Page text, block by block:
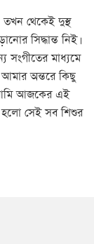
তখন থেকেই দুস্থ
সিদ্ধান্ত নিই।
সংগীতের মাধ্যমে
অন্তরে কিছু
আমি আজকের এই
হলো সেই সব শিশুর